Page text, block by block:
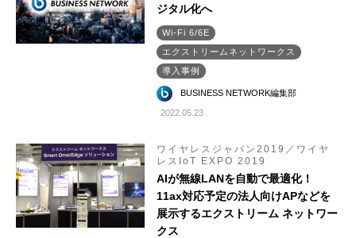
ジタル化へ
Wi-Fi 6/6E
エクストリームネットワークス
導入事例
BUSINESS NETWORK編集部
2022.05.23
ワイヤレスジャパン2019／ワイヤ
レスIoT EXPO 2019
AIが無線LANを自動で最適化！
11ax対応予定の法人向けAPなどを
展示するエクストリーム ネットワー
クス